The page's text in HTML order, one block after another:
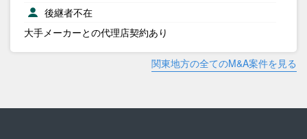
後継者不在
大手メーカーとの代理店契約あり
関東地方の全てのM&A案件を見る